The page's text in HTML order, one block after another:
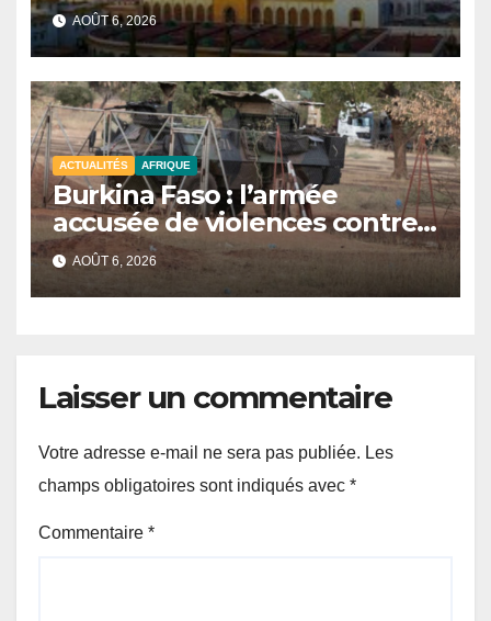
signe de l’unité et du Tawhid.
AOÛT 6, 2026
ACTUALITÉS AFRIQUE
Burkina Faso : l’armée
accusée de violences contre
des civils après une attaque
jihadiste.
AOÛT 6, 2026
Laisser un commentaire
Votre adresse e-mail ne sera pas publiée. Les
champs obligatoires sont indiqués avec *
Commentaire *